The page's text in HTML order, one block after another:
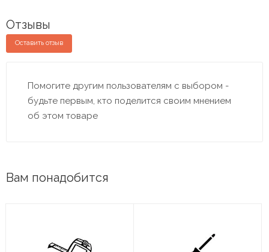
Отзывы
Оставить отзыв
Помогите другим пользователям с выбором -
будьте первым, кто поделится своим мнением
об этом товаре
Вам понадобится